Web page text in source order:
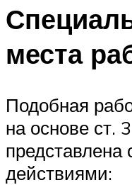
места
Подобная
на основе
действиями: